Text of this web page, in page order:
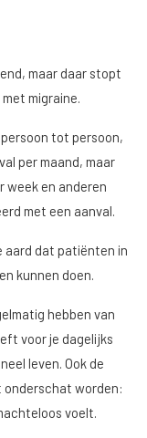
maar daar stopt
migraine.
tot persoon,
per maand, maar
week en anderen
met een aanval.
aard dat patiënten in
kunnen doen.
hebben van
voor je dagelijks
leven. Ook de
onderschat worden:
voelt.